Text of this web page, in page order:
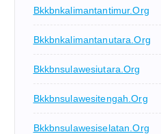
Bkkbnkalimantantimur.org
Bkkbnkalimantanutara.org
Bkkbnsulawesiutara.org
Bkkbnsulawesitengah.org
Bkkbnsulawesiselatan.org